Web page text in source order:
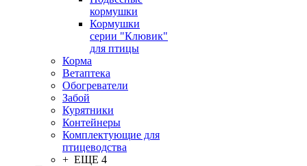
кормушки
Кормушки
серии "Клювик"
для птицы
Корма
Ветаптека
Обогреватели
Забой
Курятники
Контейнеры
Комплектующие для
птицеводства
+ ЕЩЕ 4